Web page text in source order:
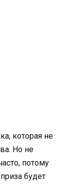
которая не
Но не
потому
будет